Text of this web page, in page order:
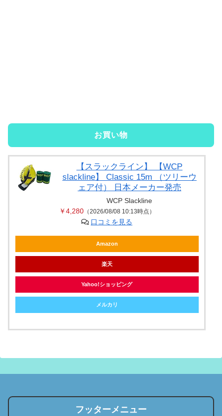
お買い物
【スラックライン】 【WCP
slackline】 Classic 15m （ツリーウ
ェア付） 日本メーカー発売
WCP Slackline
￥4,280（2026/08/08 10:13時点）
口コミを見る
Amazon
楽天
Yahoo!ショッピング
メルカリ
フッターメニュー